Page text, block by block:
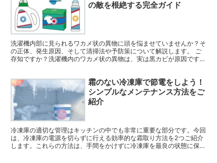
の敵を根絶する完全ガイド
洗濯機内部に見られるワカメ状の異物に頭を悩ませていませんか？そ
の正体、発生原因、そして清掃法や予防策について解説します。 ご
存知ですか？洗濯機内のワカメ状の異物は、実は黒カビが原因です。
生活
霜のない冷凍庫で節電をしよう！
シンプルなメンテナンス方法をご
紹介
冷凍庫の適切な管理はキッチンの中でも非常に重要な部分です。今回
は、冷凍庫の電源を切らずに行える効率的な霜取り方法を2つご紹介
します。これらの方法は、手間をかけずに冷凍庫を最良の状態に保つ